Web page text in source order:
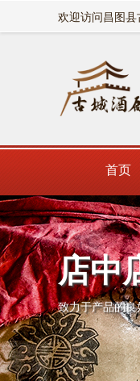
欢迎访问昌图县
首页
店中
致力于产品的